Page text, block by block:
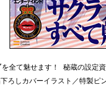
全て魅せます！ 秘蔵の設定
ろしカバーイラスト／特製ピ